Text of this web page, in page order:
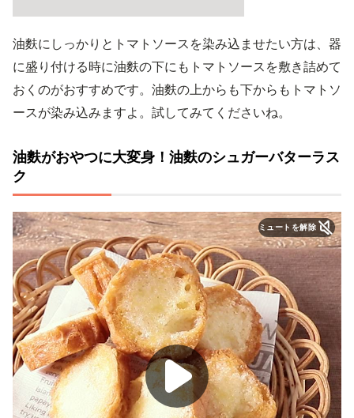
油麩にしっかりとトマトソースを染み込ませたい方は、器
に盛り付ける時に油麩の下にもトマトソースを敷き詰めて
おくのがおすすめです。油麩の上からも下からもトマトソ
ースが染み込みますよ。試してみてくださいね。
油麩がおやつに大変身！油麩のシュガーバターラス
ク
ミュートを解除